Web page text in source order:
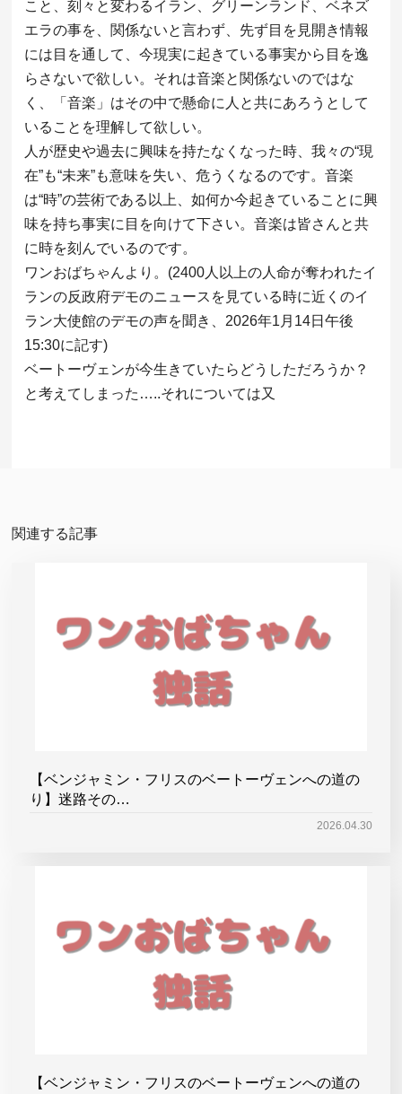
こと、刻々と変わるイラン、グリーンランド、ベネズ
エラの事を、関係ないと言わず、先ず目を見開き情報
には目を通して、今現実に起きている事実から目を逸
らさないで欲しい。それは音楽と関係ないのではな
く、「音楽」はその中で懸命に人と共にあろうとして
いることを理解して欲しい。
人が歴史や過去に興味を持たなくなった時、我々の“現
在”も“未来”も意味を失い、危うくなるのです。音楽
は“時”の芸術である以上、如何か今起きていることに興
味を持ち事実に目を向けて下さい。音楽は皆さんと共
に時を刻んでいるのです。
ワンおばちゃんより。(2400人以上の人命が奪われたイ
ランの反政府デモのニュースを見ている時に近くのイ
ラン大使館のデモの声を聞き、2026年1月14日午後
15:30に記す)
ベートーヴェンが今生きていたらどうしただろうか？
と考えてしまった…..それについては又
関連する記事
【ベンジャミン・フリスのベートーヴェンへの道の
り】迷路その…
2026.04.30
【ベンジャミン・フリスのベートーヴェンへの道の